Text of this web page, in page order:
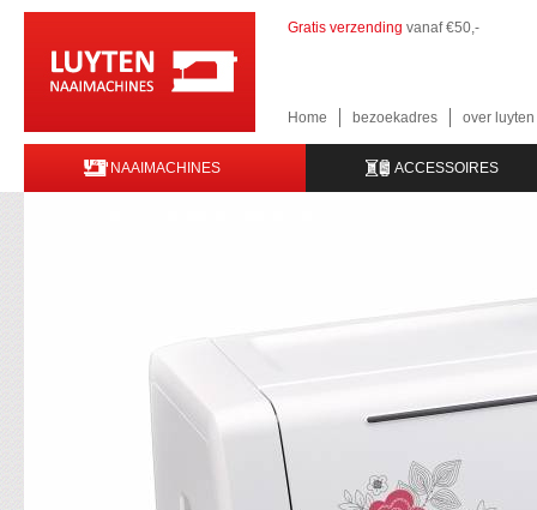
Gratis verzending vanaf €50,-
Home bezoekadres over
NAAIMACHINES ACCESSOIRES